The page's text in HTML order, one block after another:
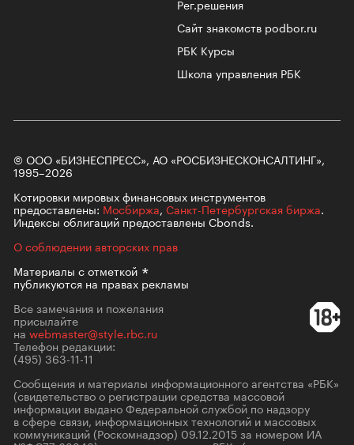
Рег.решения
Сайт знакомств podbor.ru
РБК Курсы
Школа управления РБК
© ООО «БИЗНЕСПРЕСС», АО «РОСБИЗНЕСКОНСАЛТИНГ»,
1995–2026
Котировки мировых финансовых инструментов
предоставлены: Мосбиржа, Санкт-Петербургская биржа.
Индексы облигаций предоставлены Cbonds.
О соблюдении авторских прав
Материалы сотметкой
публикуются на правах рекламы
Все замечания и пожелания
присылайте
на webmaster@style.rbc.ru
Телефон редакции:
(495) 363-11-11
Сообщения и материалы информационного агентства «РБК»
(свидетельство о регистрации средства массовой
информации выдано Федеральной службой по надзору
в сфере связи, информационных технологий и массовых
коммуникаций (Роскомнадзор) 09.12.2015 за номером ИА